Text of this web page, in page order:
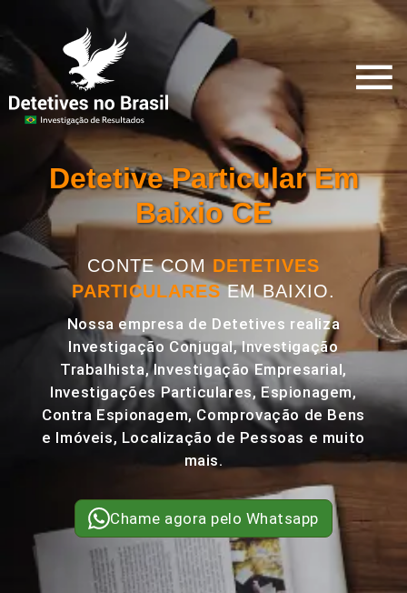
Detetive Particular Em
Baixio CE
CONTE COM DETETIVES
PARTICULARESEM BAIXIO.
Nossa empresa de Detetives realiza
Investigação Conjugal, Investigação
Trabalhista, Investigação Empresarial,
Investigações Particulares, Espionagem,
Contra Espionagem, Comprovação de Bens
e Imóveis, Localização de Pessoas e muito
mais.
Chame agora pelo Whatsapp